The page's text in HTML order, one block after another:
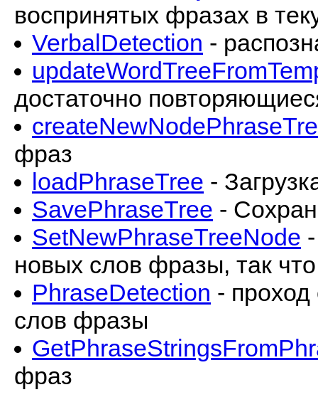
воспринятых фразах в
VerbalDetection -
достаточно
фраз
loadPhraseTree -
SavePhraseTree -
SetNewPhraseTreeNode
новых слов фразы, так
PhraseDetection -
слов фразы
фраз